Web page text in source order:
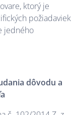
ktorý je
požiadaviek
jedného
dôvodu a